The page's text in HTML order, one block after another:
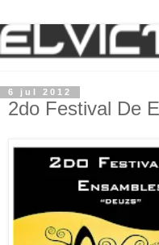
6 jul 2012
2do Festival De